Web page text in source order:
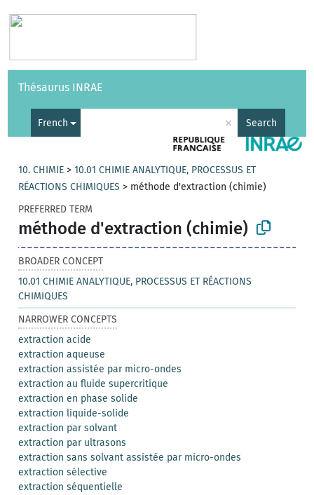
Vocabularies API
Thésaurus INRAE
French × Search
10. CHIMIE >10.01 CHIMIE ANALYTIQUE, PROCESSUS ET
RÉACTIONS CHIMIQUES > méthode d'extraction (chimie)
PREFERRED TERM
méthode d'extraction (chimie)
BROADER CONCEPT
10.01 CHIMIE ANALYTIQUE, PROCESSUS ET RÉACTIONS
CHIMIQUES
NARROWER CONCEPTS
extraction acide
extraction aqueuse
extraction assistée par micro-ondes
extraction au fluide supercritique
extraction en phase solide
extraction liquide-solide
extraction par solvant
extraction par ultrasons
extraction sans solvant assistée par micro-ondes
extraction sélective
extraction séquentielle